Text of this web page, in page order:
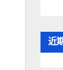
近